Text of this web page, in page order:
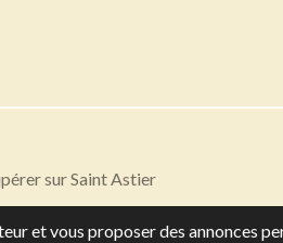
et vous proposer des annonces
sur Saint Astier